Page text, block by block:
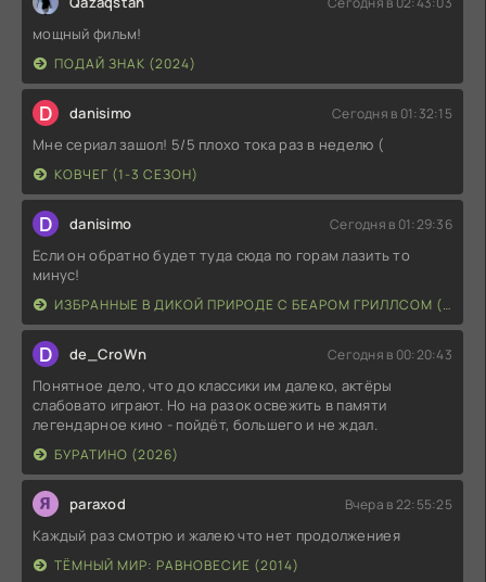
мощный фильм!
ПОДАЙ ЗНАК (2024)
D danisimo Сегодня в 01:32:15
Мне сериал зашол! 5/5 плохо тока раз в неделю (
КОВЧЕГ (1-3 СЕЗОН)
D danisimo Сегодня в 01:29:36
Если он обратно будет туда сюда по горам лазить то
минус!
ИЗБРАННЫЕ В ДИКОЙ ПРИРОДЕ С БЕАРОМ ГРИЛЛСОМ (2026)
D de_CroWn Сегодня в 00:20:43
Понятное дело, что до классики им далеко, актёры
слабовато играют. Но на разок освежить в памяти
легендарное кино - пойдёт, большего и не ждал.
БУРАТИНО (2026)
paraxod Вчера в 22:55:25
Каждый раз смотрю и жалею что нет продолжениея
ТЁМНЫЙ МИР: РАВНОВЕСИЕ (2014)